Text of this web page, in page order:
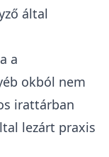
által
a
okból nem
irattárban
lezárt praxis